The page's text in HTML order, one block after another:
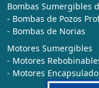
Bombas Sumergibles
- Bombas de Pozos
- Bombas de Norias
Motores Sumergibles
- Motores
- Motores